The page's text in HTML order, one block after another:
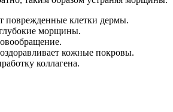
поврежденные клетки дермы.
морщины.
кожные покровы.
коллагена.